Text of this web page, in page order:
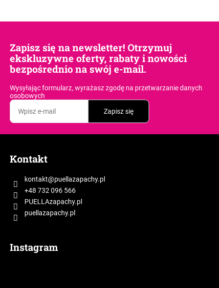
Zapisz się na newsletter! Otrzymuj
ekskluzywne oferty, rabaty i nowości
bezpośrednio na swój e-mail.
Wysyłając formularz, wyrażasz zgodę na przetwarzanie danych
osobowych
Zapisz się
Kontakt
kontakt@puellazapachy.pl
+48 732 096 566
PUELLAzapachy.pl
puellazapachy.pl
Instagram